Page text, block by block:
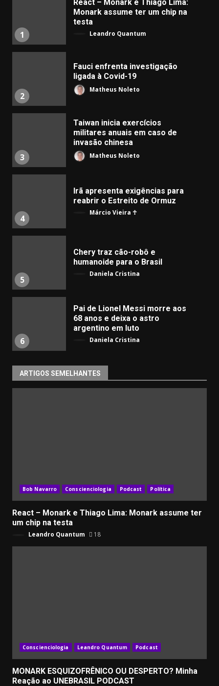
1
React – Monark e Thiago Lima:
Monark assume ter um chip na
testa
Leandro Quantum
2
Fauci enfrenta investigação
ligada à Covid-19
Matheus Noleto
3
Taiwan inicia exercícios
militares anuais em caso de
invasão chinesa
Matheus Noleto
4
Irã apresenta exigências para
reabrir o Estreito de Ormuz
Márcio Vieira ☥
5
Chery traz cão-robô e
humanoide para o Brasil
Daniela Cristina
6
Pai de Lionel Messi morre aos
68 anos e deixa o astro
argentino em luto
Daniela Cristina
ARTIGOS SEMELHANTES
Bob Navarro Conscienciologia Podcast Política
React – Monark e Thiago Lima: Monark assume ter
um chip na testa
Leandro Quantum 18
Conscienciologia Leandro Quantum Podcast
MONARK ESQUIZOFRÊNICO OU DESPERTO? Minha
Reação ao UNEBRASIL PODCAST